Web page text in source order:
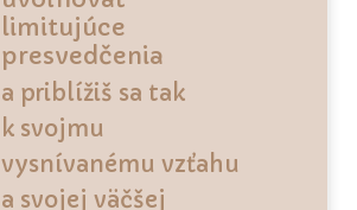
limitujúce
presvedčenia
a priblížiš sa tak
k svojmu
vysnívanému vzťahu
a svojej väčšej